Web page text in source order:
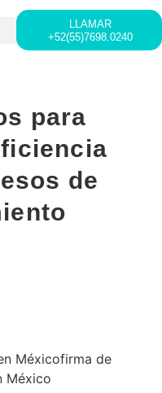
LLAMAR
+52(55)7698.0240
para
de